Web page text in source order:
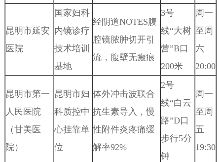
昆明市延安
医院
国家妇科
内镜诊疗
技术培训
基地
经阴道NOTES腹
腔镜脓肿切开引
流，腹壁无瘢痕
3号
线“大树
营”B口
200米
周一
至周
六
20:00
昆明市第一
人民医院
（甘美医
院）
昆明市妇
科质控中
心挂靠单
位
体外冲击波联合
抗生素导入，慢
性附件炎疼痛缓
解率92%
2号
线“白云
路”D口
步行5分
钟
周一
至周
五
19:30